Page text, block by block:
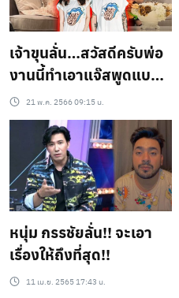
เจ้าขุนลั่น…สวัสดีครับพ่อ
งานนี้ทำเอาแจ๊สพูดแบบ
นี้…?!21 พ.ค. 2566 09:15 น.
หนุ่ม กรรชัยลั่น!! จะเอา
เรื่องให้ถึงที่สุด!!
11 เม.ย. 2565 17:43 น.